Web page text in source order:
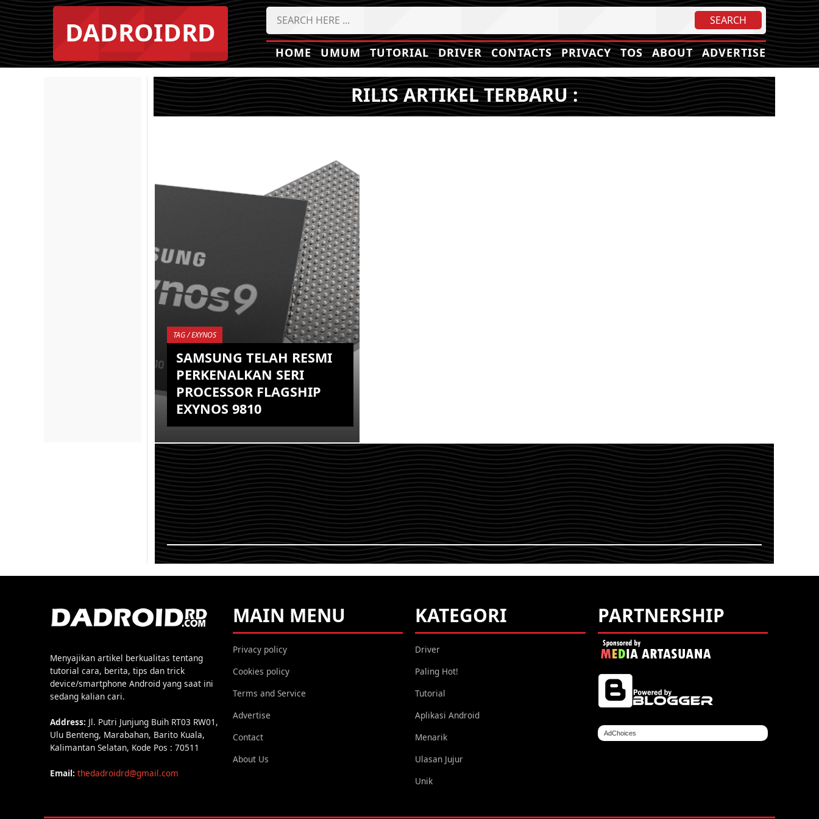
DADROIDRD
HOME UMUM TUTORIAL DRIVER CONTACTS PRIVACY TOS ABOUT ADVERTISE
RILIS ARTIKEL TERBARU :
TAG / EXYNOS
SAMSUNG TELAH RESMI
PERKENALKAN SERI
PROCESSOR FLAGSHIP
EXYNOS 9810
PHILIADI A.W
ANDROID,
SOFTWARE, TIPS,
TRICKS, GADGET,
ROOT,
SMARTPHONE,
UNLOCK
BOOTLOADER,
TUTORIAL,
Menyajikan artikel berkualitas tentang
tutorial cara, berita, tips dan trick
device/smartphone Android yang saat ini
sedang kalian cari.
Address: Jl. Putri Junjung Buih RT03 RW01,
Ulu Benteng, Marabahan, Barito Kuala,
Kalimantan Selatan, Kode Pos : 70511
Email: thedadroidrd@gmail.com
MAIN MENU
Privacy policy
Cookies policy
Terms and Service
Advertise
Contact
About Us
KATEGORI
Driver
Paling Hot!
Tutorial
Aplikasi Android
Menarik
Ulasan Jujur
Unik
PARTNERSHIP
AdChoices